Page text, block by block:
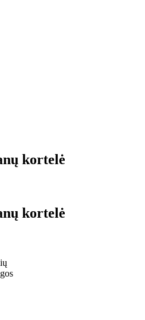
kortelė
kortelė